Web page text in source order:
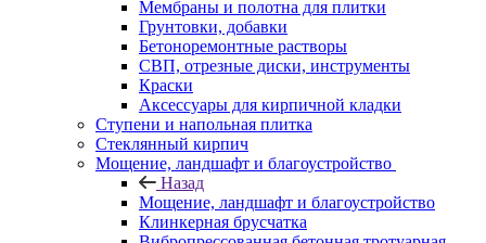
Мембраны и полотна для плитки
Грунтовки, добавки
Бетоноремонтные растворы
СВП, отрезные диски, инструменты
Краски
Аксессуары для кирпичной кладки
Ступени и напольная плитка
Cтеклянный кирпич
Мощение, ландшафт и благоустройство
Назад
Мощение, ландшафт и благоустройство
Клинкерная брусчатка